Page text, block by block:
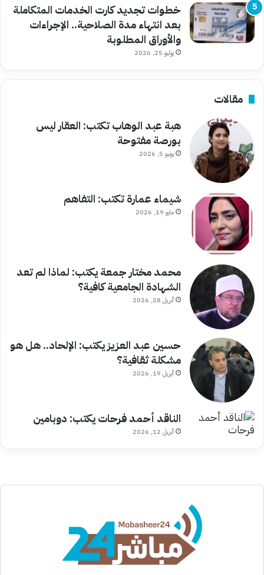
خطوات تجديد كارت الخدمات المتكاملة
بعد انتهاء مدة الصلاحية.. الإجراءات
والأوراق المطلوبة
يوليو 25, 2026
مقالات
هبة عبد الوهاب تكتب: العقار ليس
بورصة مفتوحة
يونيو 5, 2026
شيماء عمارة تكتب: التفاهم
مايو 19, 2026
محمد مختار جمعة يكتب: لماذا لم تعد
الشهادة الجامعية كافية؟
أبريل 28, 2026
حسين عبد العزيز يكتب: الإلحاد.. هل هو
مشكلة ثقافية؟
أبريل 19, 2026
الناقد أحمد فرحات يكتب: دوبامين
أبريل 12, 2026